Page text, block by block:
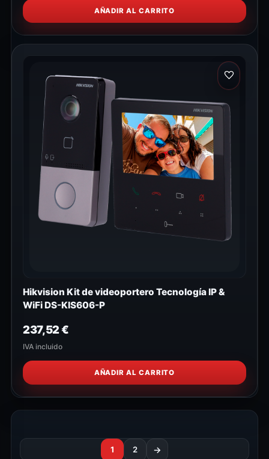
AÑADIR AL CARRITO
Hikvision Kit de videoportero Tecnología IP &
WiFi DS-KIS606-P
237,52€
IVA incluido
AÑADIR AL CARRITO
1 2 →